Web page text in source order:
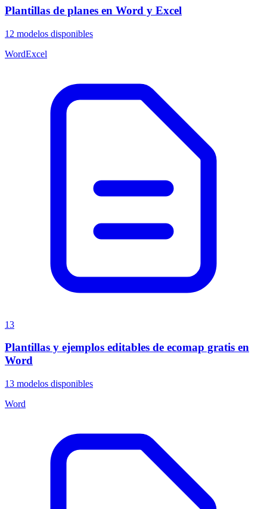
Plantillas de planes en Word y Excel
12 modelos disponibles
WordExcel
13
Plantillas y ejemplos editables de ecomap gratis en
Word
13 modelos disponibles
Word